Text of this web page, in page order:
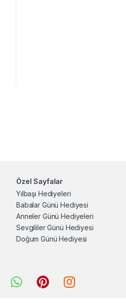
Özel Sayfalar
Yılbaşı Hediyeleri
Babalar Günü Hediyesi
Anneler Günü Hediyeleri
Sevgililer Günü Hediyesi
Doğum Günü Hediyesi